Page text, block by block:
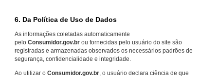
6. Da Política de Uso de Dados
As informações coletadas automaticamente
pelo Consumidor.gov.br ou fornecidas pelo usuário do site são
registradas e armazenadas observados os necessários padrões de
segurança, confidencialidade e integridade.
Ao utilizar o Consumidor.gov.br , o usuário declara ciência de que